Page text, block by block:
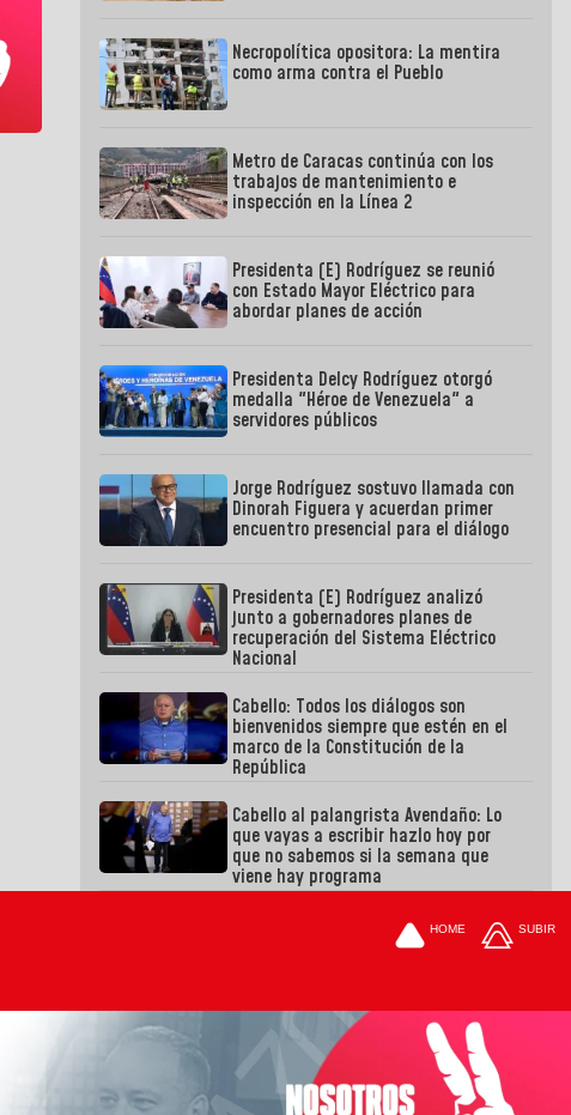
Necropolítica opositora: La mentira
como arma contra el Pueblo
Metro de Caracas continúa con los
trabajos de mantenimiento e
inspección en la Línea 2
Presidenta (E) Rodríguez se reunió
con Estado Mayor Eléctrico para
abordar planes de acción
Presidenta Delcy Rodríguez otorgó
medalla "Héroe de Venezuela" a
servidores públicos
Jorge Rodríguez sostuvo llamada con
Dinorah Figuera y acuerdan primer
encuentro presencial para el diálogo
Presidenta (E) Rodríguez analizó
junto a gobernadores planes de
recuperación del Sistema Eléctrico
Nacional
Cabello: Todos los diálogos son
bienvenidos siempre que estén en el
marco de la Constitución de la
República
Cabello al palangrista Avendaño: Lo
que vayas a escribir hazlo hoy por
que no sabemos si la semana que
viene hay programa
HOME SUBIR